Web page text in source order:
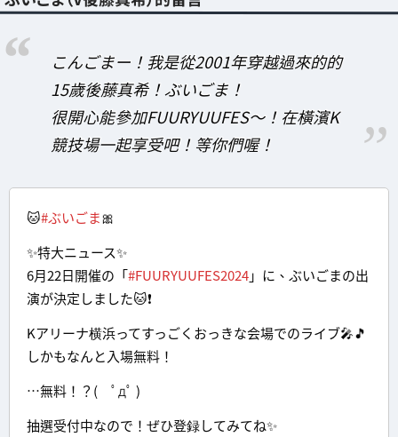
こんごまー！我是從2001年穿越過來的的
15歲後藤真希！ぶいごま！
很開心能參加FUURYUUFES～！在橫濱K
競技場一起享受吧！等你們喔！
🐱#ぶいごま🎀
✨特大ニュース✨
6月22日開催の「#FUURYUUFES2024」に、ぶいごまの出
演が決定しました🐱❗️
Kアリーナ横浜ってすっごくおっきな会場でのライブ🎤🎵
しかもなんと入場無料！
…無料！？( ﾟдﾟ )
抽選受付中なので！ぜひ登録してみてね✨